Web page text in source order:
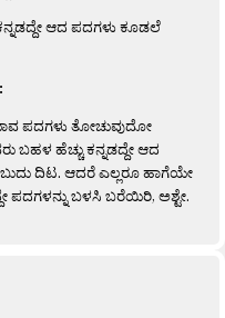
ಆದ ಪದಗಳು ಕೂಡಲೆ
ಪದಗಳು ತೋಚುವುದೋ
ಬಹಳ ಹೆಚ್ಚು ಕನ್ನಡದ್ದೇ ಆದ
ದಿಟ. ಆದರೆ ಎಲ್ಲರೂ ಹಾಗೆಯೇ
ಪದಗಳನ್ನು ಬಳಸಿ ಬರೆಯಿರಿ, ಅಶ್ಟೇ.